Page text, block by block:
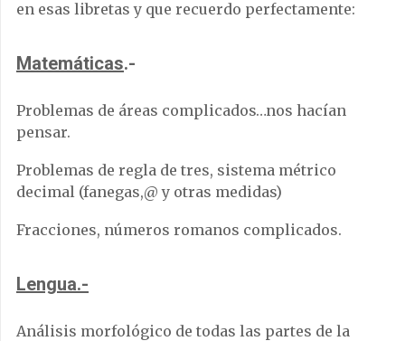
en esas libretas y que recuerdo perfectamente:
Matemáticas.-
Problemas de áreas complicados…nos hacían
pensar.
Problemas de regla de tres, sistema métrico
decimal (fanegas,@ y otras medidas)
Fracciones, números romanos complicados.
Lengua.-
Análisis morfológico de todas las partes de la